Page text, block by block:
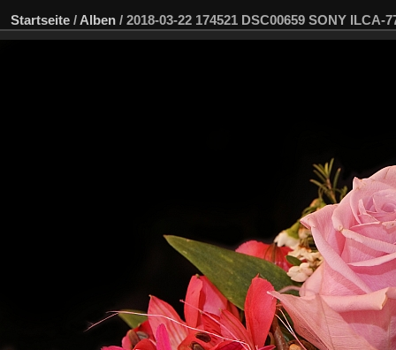
Startseite / Alben / 2018-03-22 174521 DSC00659 SONY ILCA-